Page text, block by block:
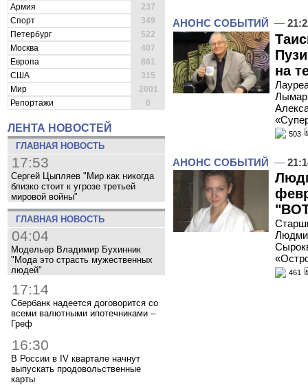
Армия
237
Спорт
349
Петербург
522
Москва
407
Европа
861
США
315
Мир
2001
Репортажи
0
ЛЕНТА НОВОСТЕЙ
ГЛАВНАЯ НОВОСТЬ
17:53
Сергей Цыпляев "Мир как никогда
близко стоит к угрозе третьей
мировой войны"
ГЛАВНАЯ НОВОСТЬ
04:04
Модельер Владимир Бухинник
"Мода это страсть мужественных
людей"
17:14
Сбербанк надеется договорится со
всеми валютными ипотечниками –
Греф
16:30
В России в IV квартале начнут
выпускать продовольственные
карты
АНОНС СОБЫТИЙ —
на
503
АНОНС СОБЫТИЙ —
461